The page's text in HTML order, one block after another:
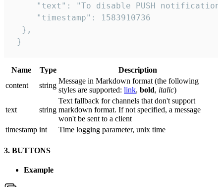
"text": "To disable PUSH
     "timestamp": 1583910736
  },
}
Name Type
Description
сontent
string
Message in Markdown format (the following
styles are supported: link, bold, italic)
text string
Text fallback for channels that don't support
markdown format. If not specified, a message
won't be sent to a client
timestamp int Time logging parameter, unix time
3. BUTTONS
Example